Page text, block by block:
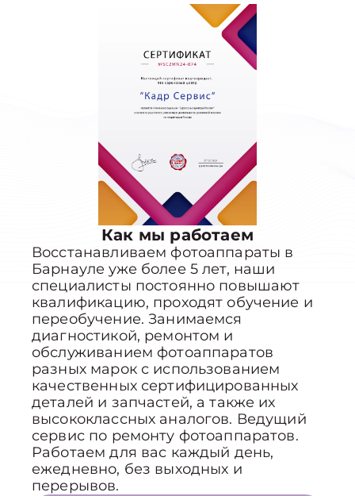
Как мы работаем
Восстанавливаем фотоаппараты в
Барнауле уже более 5 лет, наши
специалисты постоянно повышают
квалификацию, проходят обучение и
переобучение. Занимаемся
диагностикой, ремонтом и
обслуживанием фотоаппаратов
разных марок с использованием
качественных сертифицированных
деталей и запчастей, а также их
высококлассных аналогов. Ведущий
сервис по ремонту фотоаппаратов.
Работаем для вас каждый день,
ежедневно, без выходных и
перерывов.